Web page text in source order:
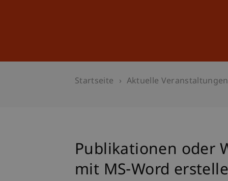
Startseite Aktuelle Veranstaltungen
Publikationen oder
mit MS-Word